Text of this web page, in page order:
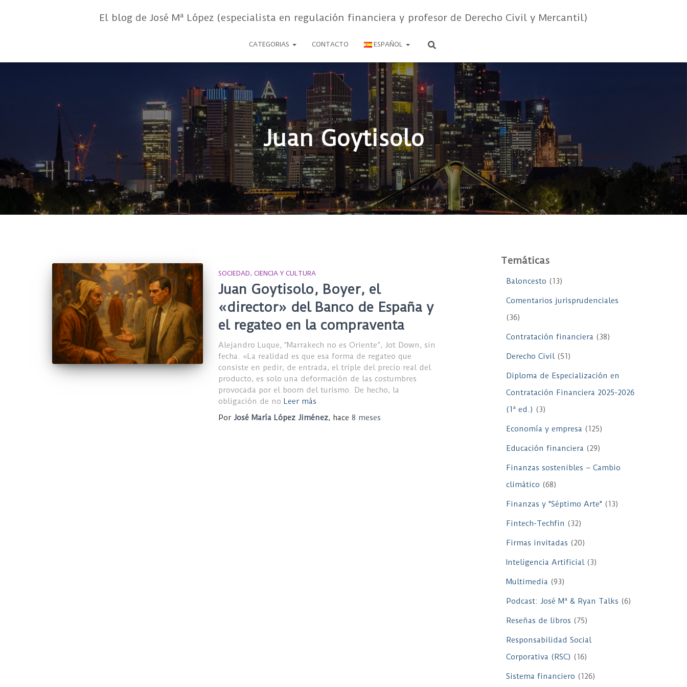
El blog de José Mª López (especialista en regulación financiera y profesor de Derecho Civil y Mercantil)
CATEGORIAS CONTACTO ESPAÑOL
Juan Goytisolo
SOCIEDAD, CIENCIA Y CULTURA
Juan Goytisolo, Boyer, el
«director» del Banco de España y
el regateo en la compraventa
Alejandro Luque, “Marrakech no es Oriente”, Jot Down, sin
fecha. «La realidad es que esa forma de regateo que
consiste en pedir, de entrada, el triple del precio real del
producto, es solo una deformación de las costumbres
provocada por el boom del turismo. De hecho, la
obligación de no Leer más
Por José María López Jiménez, hace 8 meses
Temáticas
Baloncesto (13)
Comentarios jurisprudenciales
(36)
Contratación financiera (38)
Derecho Civil(51)
Diploma de Especialización en
Contratación Financiera 2025-2026
(1ª ed.) (3)
Economía y empresa (125)
Educación financiera (29)
Finanzas sostenibles – Cambio
climático (68)
Finanzas y "Séptimo Arte" (13)
Fintech-Techfin (32)
Firmas invitadas (20)
Inteligencia Artificial(3)
Multimedia (93)
Podcast: José Mª & Ryan Talks (6)
Reseñas de libros (75)
Responsabilidad Social
Corporativa (RSC) (16)
Sistema financiero (126)